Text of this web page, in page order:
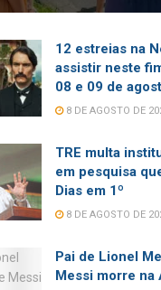
12 estreias na
assistir neste
08 e 09 de
8 DE AGOSTO DE
TRE multa
em pesquisa
Dias em 1º
8 DE AGOSTO DE
Pai de Lionel
Messi morre na